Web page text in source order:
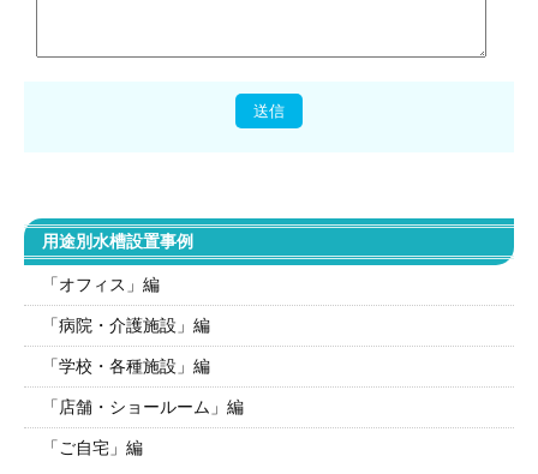
用途別水槽設置事例
「オフィス」編
「病院・介護施設」編
「学校・各種施設」編
「店舗・ショールーム」編
「ご自宅」編